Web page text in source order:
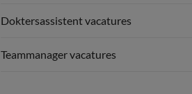
Doktersassistent vacatures
Teammanager vacatures